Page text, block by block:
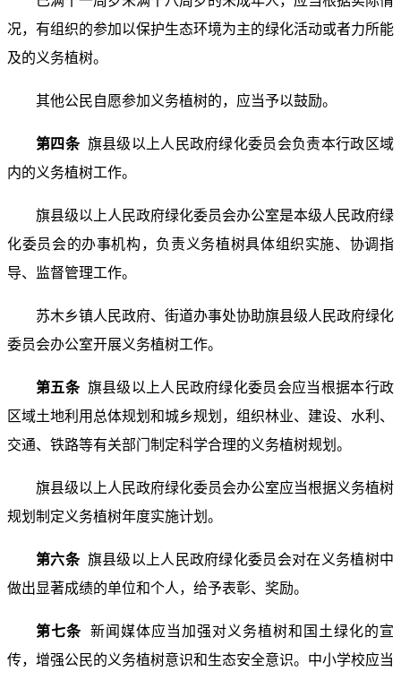
况，有组织的参加以保护生态环境为主的绿化活动或者力所能
及的义务植树。
其他公民自愿参加义务植树的，应当予以鼓励。
第四条 旗县级以上人民政府绿化委员会负责本行政区域
内的义务植树工作。
旗县级以上人民政府绿化委员会办公室是本级人民政府绿
化委员会的办事机构，负责义务植树具体组织实施、协调指
导、监督管理工作。
苏木乡镇人民政府、街道办事处协助旗县级人民政府绿化
委员会办公室开展义务植树工作。
第五条 旗县级以上人民政府绿化委员会应当根据本行政
区域土地利用总体规划和城乡规划，组织林业、建设、水利、
交通、铁路等有关部门制定科学合理的义务植树规划。
旗县级以上人民政府绿化委员会办公室应当根据义务植树
规划制定义务植树年度实施计划。
第六条 旗县级以上人民政府绿化委员会对在义务植树中
做出显著成绩的单位和个人，给予表彰、奖励。
第七条 新闻媒体应当加强对义务植树和国土绿化的宣
传，增强公民的义务植树意识和生态安全意识。中小学校应当